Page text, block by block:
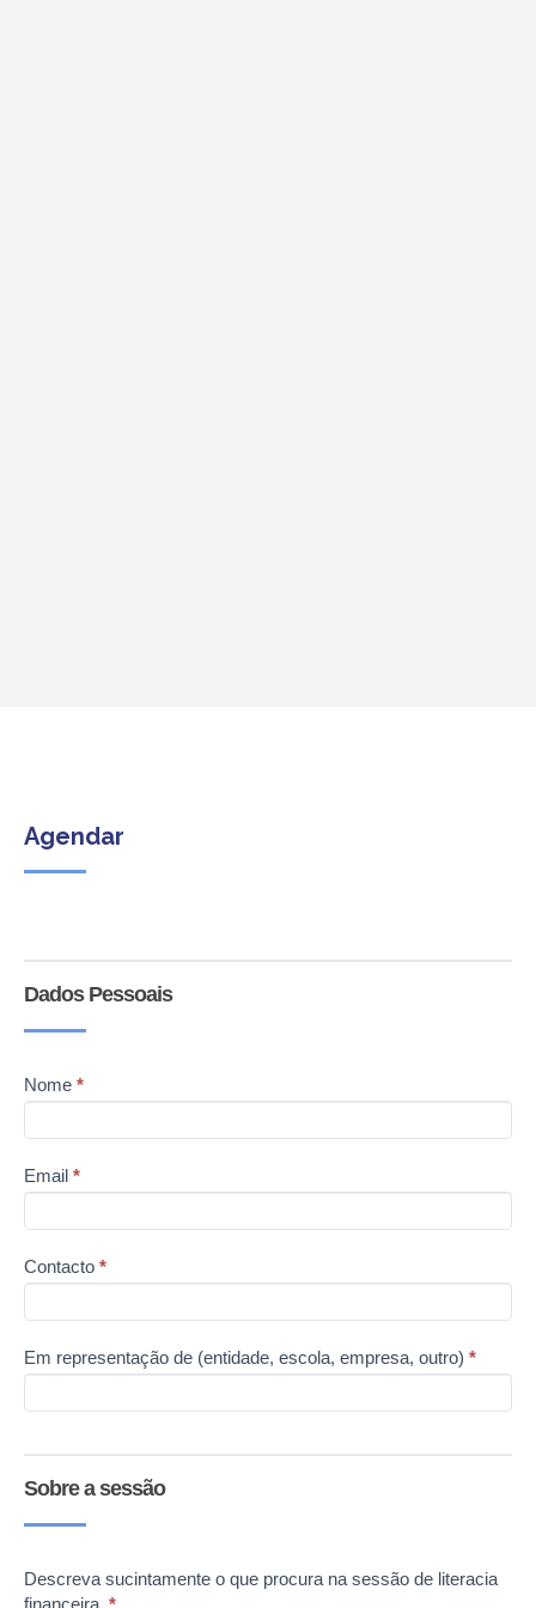
Agendar
de
Sessão
Literacia
Financeira
Dados Pessoais
Nome *
Email *
Contacto *
Em representação de (entidade, escola, empresa, outro) *
Sobre a sessão
Descreva sucintamente o que procura na sessão de literacia
financeira. *